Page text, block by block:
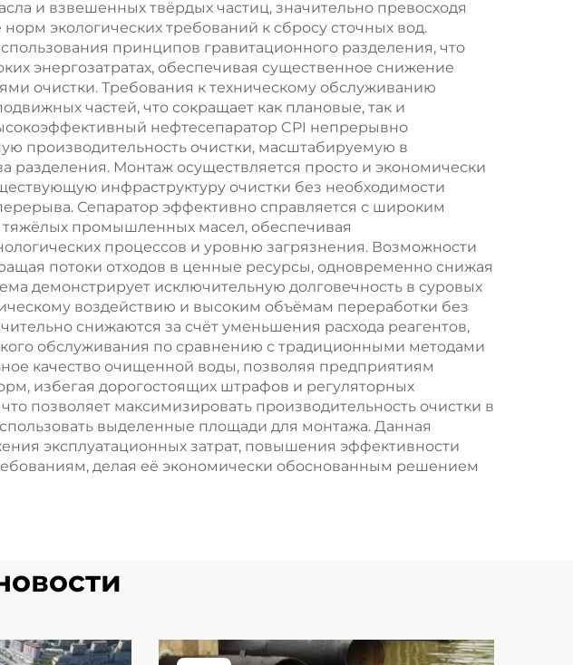
бытовых стоков
и взвешенных твёрдых частиц, значительно превосходя
экологических требований к сбросу сточных вод.
принципов гравитационного разделения, что
энергозатратах, обеспечивая существенное снижение
очистки. Требования к техническому обслуживанию
частей, что сокращает как плановые, так и
нефтесепаратор CPI непрерывно
производительность очистки, масштабируемую в
разделения. Монтаж осуществляется просто и экономически
инфраструктуру очистки без необходимости
Сепаратор эффективно справляется с широким
промышленных масел, обеспечивая
процессов и уровню загрязнения. Возможности
потоки отходов в ценные ресурсы, одновременно снижая
демонстрирует исключительную долговечность в суровых
воздействию и высоким объёмам переработки без
снижаются за счёт уменьшения расхода реагентов,
обслуживания по сравнению с традиционными методами
качество очищенной воды, позволяя предприятиям
избегая дорогостоящих штрафов и регуляторных
позволяет максимизировать производительность очистки в
выделенные площади для монтажа. Данная
эксплуатационных затрат, повышения эффективности
делая её экономически обоснованным решением